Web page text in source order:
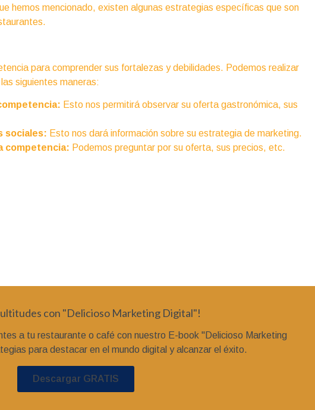
hemos mencionado, existen algunas estrategias específicas que son
para comprender sus fortalezas y debilidades. Podemos realizar
siguientes maneras:
Esto nos permitirá observar su oferta gastronómica, sus
sociales: Esto nos dará información sobre su estrategia de marketing.
competencia: Podemos preguntar por su oferta, sus precios, etc.
con "Delicioso Marketing Digital"!
a tu restaurante o café con nuestro E-book "Delicioso Marketing
para destacar en el mundo digital y alcanzar el éxito.
Descargar GRATIS